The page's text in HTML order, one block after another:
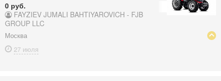
0 руб.
FAYZIEV JUMALI BAHTIYAROVICH - FJB
GROUP LLC
Москва
27 июля